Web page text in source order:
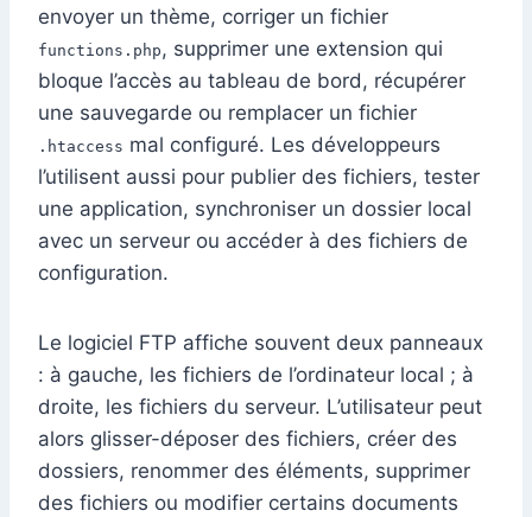
envoyer un thème, corriger un fichier
functions.php, supprimer une extension qui
bloque l’accès au tableau de bord, récupérer
une sauvegarde ou remplacer un fichier
.htaccess mal configuré. Les développeurs
l’utilisent aussi pour publier des fichiers, tester
une application, synchroniser un dossier local
avec un serveur ou accéder à des fichiers de
configuration.
Le logiciel FTP affiche souvent deux panneaux
: à gauche, les fichiers de l’ordinateur local ; à
droite, les fichiers du serveur. L’utilisateur peut
alors glisser-déposer des fichiers, créer des
dossiers, renommer des éléments, supprimer
des fichiers ou modifier certains documents